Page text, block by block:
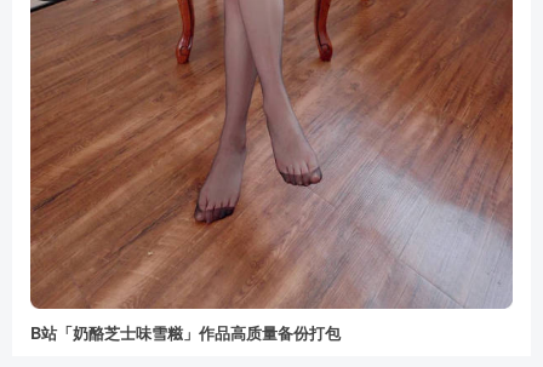
B站「奶酪芝士味雪糍」作品高质量备份打包